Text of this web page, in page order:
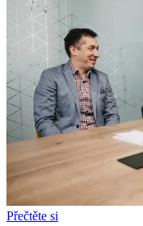
Přečtěte si